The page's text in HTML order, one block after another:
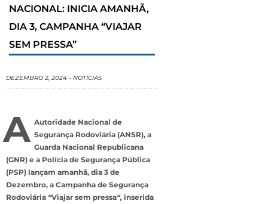
NACIONAL: INICIA AMANHÃ,
DIA 3, CAMPANHA “VIAJAR
SEM PRESSA”
DEZEMBRO 2, 2024 - NOTÍCIAS
A Autoridade Nacional de
Segurança Rodoviária (ANSR), a
Guarda Nacional Republicana
(GNR) e a Polícia de Segurança Pública
(PSP) lançam amanhã, dia 3 de
Dezembro, a Campanha de Segurança
Rodoviária “Viajar sem pressa“, inserida